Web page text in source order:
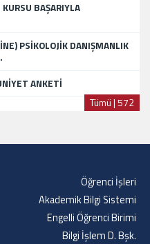
BAŞARIYLA
PSİKOLOJİK DANIŞMANLIK
ANKETİ
Tümü | 572
Öğrenci İşleri
Akademik Bilgi Sistemi
Engelli Öğrenci Birimi
Bilgi İşlem D. Bşk.